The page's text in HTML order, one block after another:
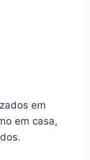
em
em casa,